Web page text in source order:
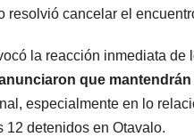
resolvió cancelar el
la reacción inmediata
que
especialmente en lo
12 detenidos en Otavalo.